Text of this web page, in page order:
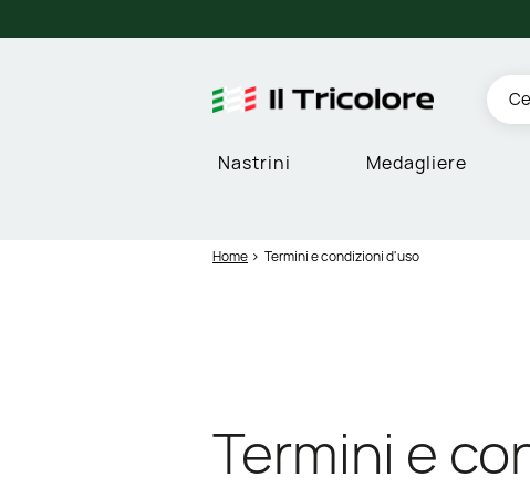
Nastrini Medagliere
Home Termini e condizioni d'uso
Termini e